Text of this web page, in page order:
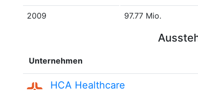
2009 97.77 Mio.
Unternehmen
HCA Healthcare